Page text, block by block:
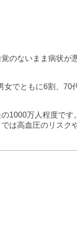
のないまま病状
でともに6割、
1000万人程度で
は高血圧のリスク